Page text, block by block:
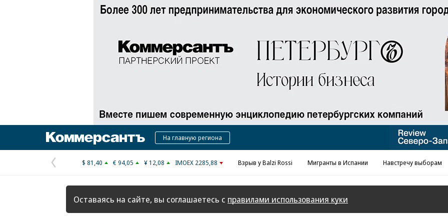
Реклама в «Ъ» www.kommersant.ru/ad
КоммерсантъНа главную региона
Предыдущая
страница
$ 81,40 € 94,05 ¥ 12,08 IMOEX 2285,88 Взрыв у Balzi Rossi Мигранты в Испании Навстречу выборам
Оставаясь на сайте, вы соглашаетесь с правилами использования куки